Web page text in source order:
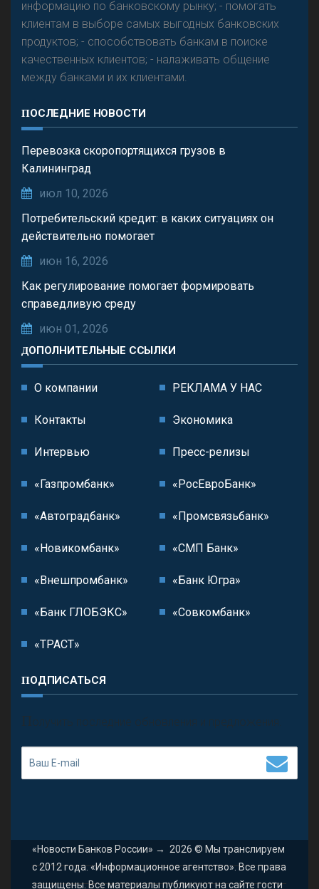
информацию по банковскому рынку; - помогать
клиентам в выборе самых выгодных банковских
продуктов; - способствовать банкам в поиске
качественных клиентов; - налаживать общение
между банками и их клиентами.
ПОСЛЕДНИЕ НОВОСТИ
Перевозка скоропортящихся грузов в
Калининград
июл 10, 2026
Потребительский кредит: в каких ситуациях он
действительно помогает
июн 16, 2026
Как регулирование помогает формировать
справедливую среду
июн 01, 2026
ДОПОЛНИТЕЛЬНЫЕ ССЫЛКИ
О компании РЕКЛАМА У НАС
Контакты Экономика
Интервью Пресс-релизы
«Газпромбанк» «РосЕвроБанк»
«Автоградбанк» «Промсвязьбанк»
«Новикомбанк» «СМП Банк»
«Внешпромбанк» «Банк Югра»
«Банк ГЛОБЭКС» «Совкомбанк»
«ТРАСТ»
ПОДПИСАТЬСЯ
П олучить последние обновления и предложения.
«Новости Банков России» → 2026 © Мы транслируем
с 2012 года. «Информационное агентство». Все права
защищены. Все материалы публикуют на сайте гости